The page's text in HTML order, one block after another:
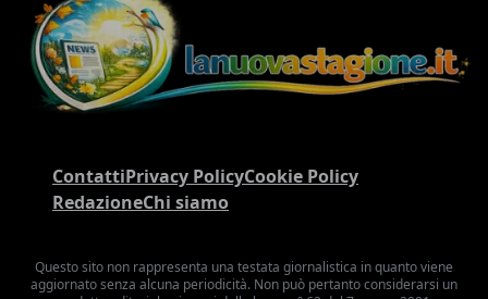
ContattiPrivacy PolicyCookie Policy
RedazioneChi siamo
Questo sito non rappresenta una testata giornalistica in quanto viene
aggiornato senza alcuna periodicità. Non può pertanto considerarsi un